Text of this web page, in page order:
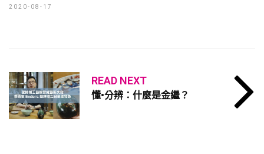
2020-08-17
READ NEXT
懂•分辨：什麼是金繼？